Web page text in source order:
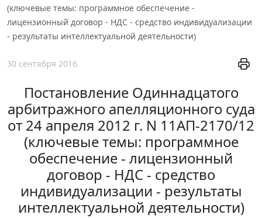
(ключевые темы: программное обеспечение -
лицензионный договор - НДС - средство индивидуализации
- результаты интеллектуальной деятельности)
30 сентября 2016
Постановление Одиннадцатого
арбитражного апелляционного суда
от 24 апреля 2012 г. N 11АП-2170/12
(ключевые темы: программное
обеспечение - лицензионный
договор - НДС - средство
индивидуализации - результаты
интеллектуальной деятельности)